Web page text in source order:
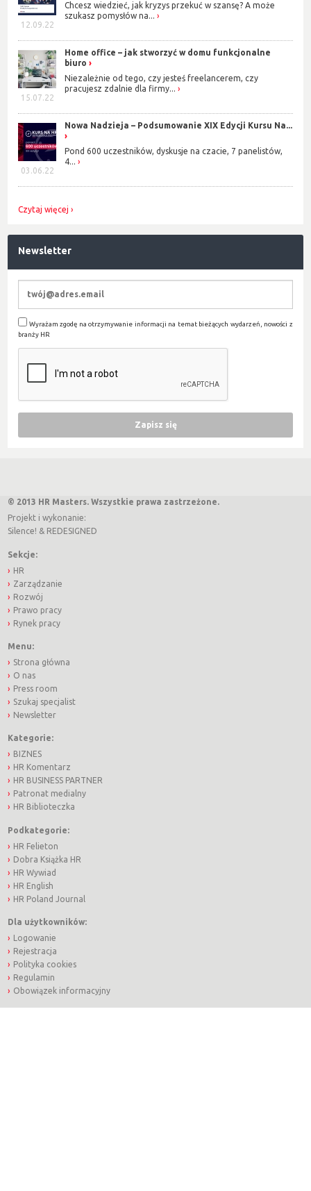
12.09.22
Chcesz wiedzieć, jak kryzys przekuć w szansę? A może
szukasz pomysłów na...
15.07.22
Home office – jak stworzyć w domu funkcjonalne
biuro
Niezależnie od tego, czy jesteś freelancerem, czy
pracujesz zdalnie dla firmy...
03.06.22
Nowa Nadzieja – Podsumowanie XIX Edycji Kursu Na...
Pond 600 uczestników, dyskusje na czacie, 7 panelistów,
4...
Czytaj więcej
Newsletter
Wyrażam zgodę na otrzymywanie informacji na temat bieżących wydarzeń, nowości z
branży HR
© 2013 HR Masters. Wszystkie prawa zastrzeżone.
Projekt i wykonanie:
Silence! & REDESIGNED
Sekcje:
HR
Zarządzanie
Rozwój
Prawo pracy
Rynek pracy
Menu:
Strona główna
O nas
Press room
Szukaj specjalist
Newsletter
Kategorie:
BIZNES
HR Komentarz
HR BUSINESS PARTNER
Patronat medialny
HR Biblioteczka
Podkategorie:
HR Felieton
Dobra Książka HR
HR Wywiad
HR English
HR Poland Journal
Dla użytkowników:
Logowanie
Rejestracja
Polityka cookies
Regulamin
Obowiązek informacyjny